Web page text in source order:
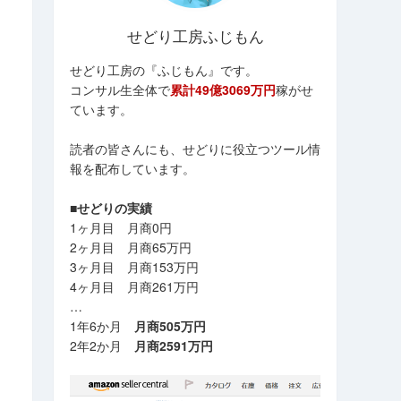
せどり工房ふじもん
せどり工房の『ふじもん』です。
コンサル生全体で累計49億3069万円稼がせ
ています。
読者の皆さんにも、せどりに役立つツール情
報を配布しています。
■せどりの実績
1ヶ月目 月商0円
2ヶ月目 月商65万円
3ヶ月目 月商153万円
4ヶ月目 月商261万円
…
1年6か月 月商505万円
2年2か月 月商2591万円